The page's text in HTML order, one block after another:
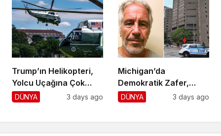
Trump’ın Helikopteri,
Yolcu Uçağına Çok
Yaklaştı!
DÜNYA 3 days ago
Michigan’da
Demokratik Zafer,
Cumhuriyetçilere
DÜNYA 3 days ago